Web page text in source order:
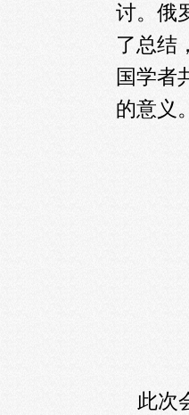
讨。俄
了总结
国学者
的意义
此次